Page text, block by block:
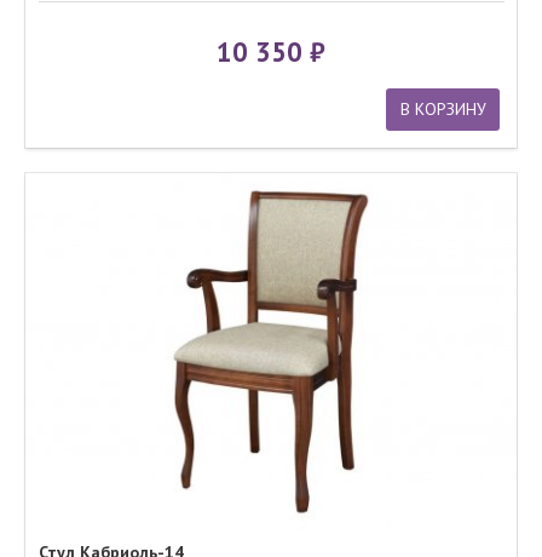
10 350
В КОРЗИНУ
Стул Кабриоль-14